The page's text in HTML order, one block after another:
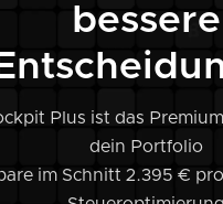
bessere
Plus ist das
dein Portfolio
im Schnitt 2.395 €